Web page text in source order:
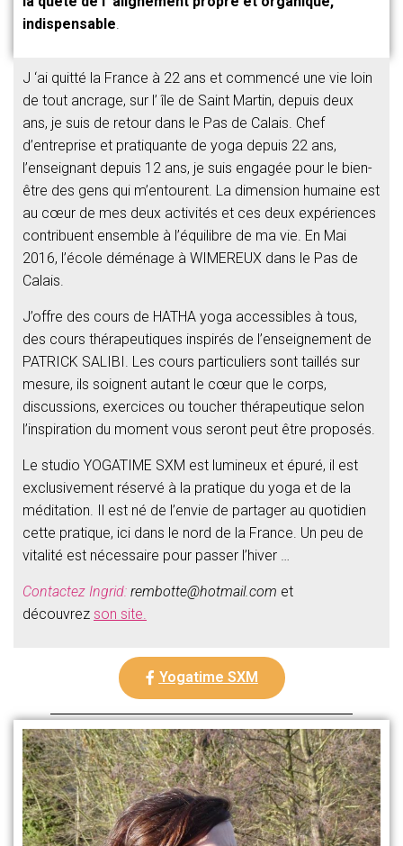
indispensable.
J ‘ai quitté la France à 22 ans et commencé une vie loin
de tout ancrage, sur l’ île de Saint Martin, depuis deux
ans, je suis de retour dans le Pas de Calais. Chef
d’entreprise et pratiquante de yoga depuis 22 ans,
l’enseignant depuis 12 ans, je suis engagée pour le bien-
être des gens qui m’entourent. La dimension humaine est
au cœur de mes deux activités et ces deux expériences
contribuent ensemble à l’équilibre de ma vie. En Mai
2016, l’école déménage à WIMEREUX dans le Pas de
Calais.
J’offre des cours de HATHA yoga accessibles à tous,
des cours thérapeutiques inspirés de l’enseignement de
PATRICK SALIBI. Les cours particuliers sont taillés sur
mesure, ils soignent autant le cœur que le corps,
discussions, exercices ou toucher thérapeutique selon
l’inspiration du moment vous seront peut être proposés.
Le studio YOGATIME SXM est lumineux et épuré, il est
exclusivement réservé à la pratique du yoga et de la
méditation. Il est né de l’envie de partager au quotidien
cette pratique, ici dans le nord de la France. Un peu de
vitalité est nécessaire pour passer l’hiver …
Contactez Ingrid: rembotte@hotmail.com et
découvrez son site.
Yogatime SXM